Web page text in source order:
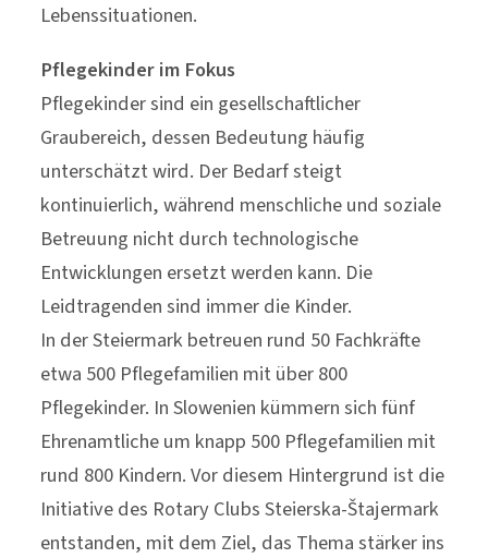
Lebenssituationen.
Pflegekinder im Fokus
Pflegekinder sind ein gesellschaftlicher
Graubereich, dessen Bedeutung häufig
unterschätzt wird. Der Bedarf steigt
kontinuierlich, während menschliche und soziale
Betreuung nicht durch technologische
Entwicklungen ersetzt werden kann. Die
Leidtragenden sind immer die Kinder.
In der Steiermark betreuen rund 50 Fachkräfte
etwa 500 Pflegefamilien mit über 800
Pflegekinder. In Slowenien kümmern sich fünf
Ehrenamtliche um knapp 500 Pflegefamilien mit
rund 800 Kindern. Vor diesem Hintergrund ist die
Initiative des Rotary Clubs Steierska-Štajermark
entstanden, mit dem Ziel, das Thema stärker ins